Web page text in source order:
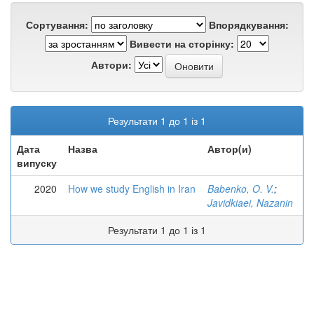
Сортування:
Впорядкування:
Вивести на сторінку:
Автори:
Результати 1 до 1 із 1
Дата
випуску
Назва Автор(и)
2020 How we study English in Iran Babenko, O. V.;
Javidkiaei, Nazanin
Результати 1 до 1 із 1